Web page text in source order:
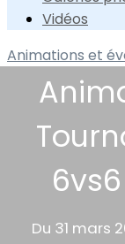
Vidéos
Animations et
Du 31 mars